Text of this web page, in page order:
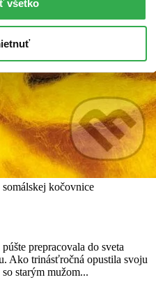
všetko
kočovnice
prepracovala do sveta
Ako trinásťročná opustila svoju
starým mužom...